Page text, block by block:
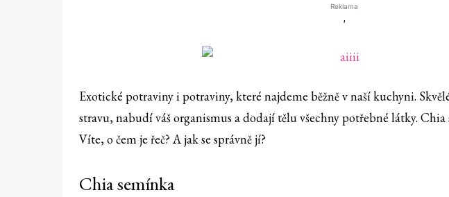
Reklama
'
Exotické potraviny i potraviny, které najdeme běžně v naší kuchyni.
stravu, nabudí váš organismus a dodají tělu všechny potřebné látky.
Víte, o čem je řeč? A jak se správně jí?
Chia semínka